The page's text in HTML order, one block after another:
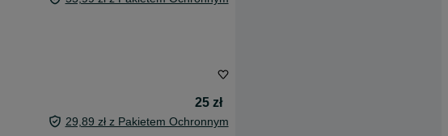
25 zł
29,89 zł z Pakietem Ochronnym